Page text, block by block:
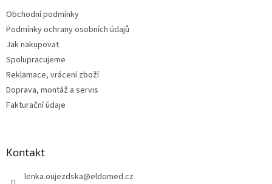
Obchodní podmínky
Podmínky ochrany osobních údajů
Jak nakupovat
Spolupracujeme
Reklamace, vrácení zboží
Doprava, montáž a servis
Fakturační údaje
Kontakt
lenka.oujezdska@eldomed.cz